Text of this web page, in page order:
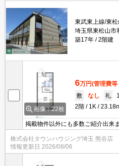
東武東上線/東
埼玉県東松山市
築17年
2階建
画像：22枚
6万円(管理費
敷
なし 礼
2階
1K
掲載物件以外にも多数ご紹介出来
見可能です！メールでのお問い合
ますとスムーズに御対応できます♪
株式会社タウンハウジング埼玉 熊谷店
情報更新日 2026/08/06